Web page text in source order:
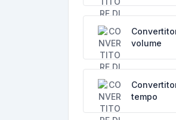
volume
tempo